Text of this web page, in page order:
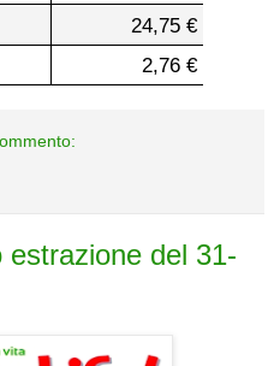
24,75 €
2,76 €
del 31-